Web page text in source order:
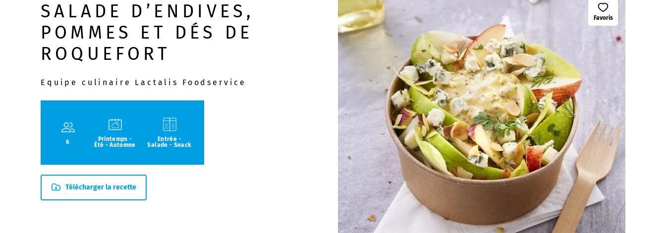
SALADE D’ENDIVES,
POMMES ET DÉS DE
ROQUEFORT
Equipe culinaire Lactalis Foodservice
6
Printemps -
Été - Automne
Entrée -
Salade - Snack
Télécharger la recette
Favoris